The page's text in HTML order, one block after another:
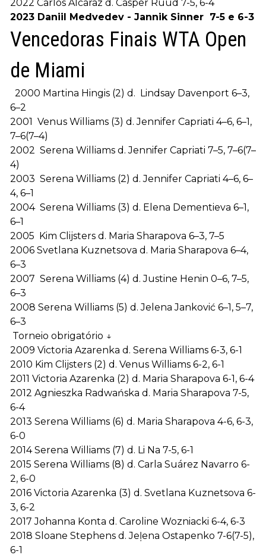
2022 Carlos Alcaraz d. Casper Ruud 7-5, 6-4
2023 Daniil Medvedev - Jannik Sinner 7-5 e 6-3
Vencedoras Finais WTA Open
de Miami
2000 Martina Hingis (2) d. Lindsay Davenport 6–3,
6–2
2001 Venus Williams (3) d. Jennifer Capriati 4–6, 6–1,
7–6(7–4)
2002 Serena Williams d. Jennifer Capriati 7–5, 7–6(7–
4)
2003 Serena Williams (2) d. Jennifer Capriati 4–6, 6–
4, 6–1
2004 Serena Williams (3) d. Elena Dementieva 6–1,
6–1
2005 Kim Clijsters d. Maria Sharapova 6–3, 7–5
2006 Svetlana Kuznetsova d. Maria Sharapova 6–4,
6–3
2007 Serena Williams (4) d. Justine Henin 0–6, 7–5,
6–3
2008 Serena Williams (5) d. Jelena Janković 6–1, 5–7,
6–3
Torneio obrigatório ↓
2009 Victoria Azarenka d. Serena Williams 6-3, 6-1
2010 Kim Clijsters (2) d. Venus Williams 6-2, 6-1
2011 Victoria Azarenka (2) d. Maria Sharapova 6-1, 6-4
2012 Agnieszka Radwańska d. Maria Sharapova 7-5,
6-4
2013 Serena Williams (6) d. Maria Sharapova 4-6, 6-3,
6-0
2014 Serena Williams (7) d. Li Na 7-5, 6-1
2015 Serena Williams (8) d. Carla Suárez Navarro 6-
2, 6-0
2016 Victoria Azarenka (3) d. Svetlana Kuznetsova 6-
3, 6-2
2017 Johanna Konta d. Caroline Wozniacki 6-4, 6-3
2018 Sloane Stephens d. Jeļena Ostapenko 7-6(7-5),
6-1